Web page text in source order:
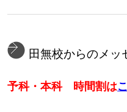
田無校からのメッ
予科・本科 時間割は